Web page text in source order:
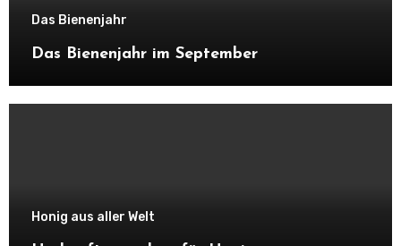
Das Bienenjahr
Das Bienenjahr im September
Honig aus aller Welt